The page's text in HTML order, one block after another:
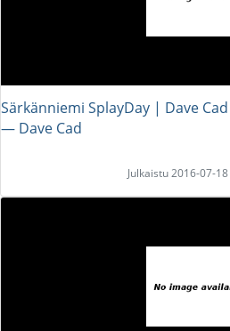
Särkänniemi SplayDay | Dave Cad
― Dave Cad
Julkaistu 2016-07-